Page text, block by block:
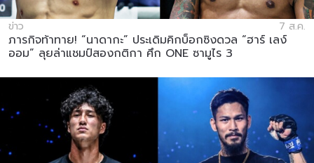
ข่าว 7 ส.ค.
ภารกิจท้าทาย! “นาดากะ” ประเดิมคิกบ็อกซิงดวล “ฮาร์ เลง์
ออม” ลุยล่าแชมป์สองกติกา ศึก ONE ซามูไร 3